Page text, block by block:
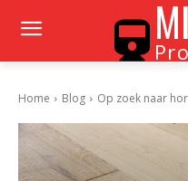
Home Blog Op zoek naar